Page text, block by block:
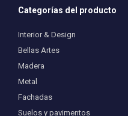
Categorías del producto
Interior & Design
Bellas Artes
Madera
Metal
Fachadas
Suelos y pavimentos